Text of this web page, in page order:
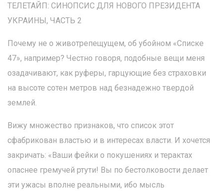
ТЕЛЕТАЙП: СИНОПСИС ДЛЯ НОВОГО ПРЕЗИДЕНТА
УКРАИНЫ, ЧАСТЬ 2
Почему не о животрепещущем, об убойном «Списке
47», например? Честно говоря, подобные вещи меня
озадачивают, как руферы, гарцующие без страховки
на высоте сотен метров над безнадежно твердой
землей.
Вижу множество признаков, что список этот
сфабрикован властью и в интересах власти. И хочется
закричать: «Ваши фейки о покушениях и терактах
опаснее гремучей ртути! Вы по бестолковости делает
эти ужасы вполне реальными, ибо мысль